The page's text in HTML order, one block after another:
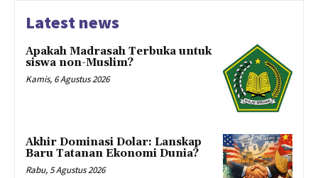
Latest news
Apakah Madrasah Terbuka untuk
siswa non-Muslim?
Kamis, 6 Agustus 2026
Akhir Dominasi Dolar: Lanskap
Baru Tatanan Ekonomi Dunia?
Rabu, 5 Agustus 2026